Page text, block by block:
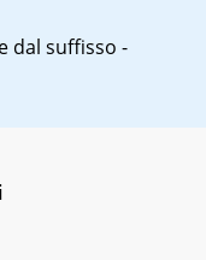
dal suffisso -